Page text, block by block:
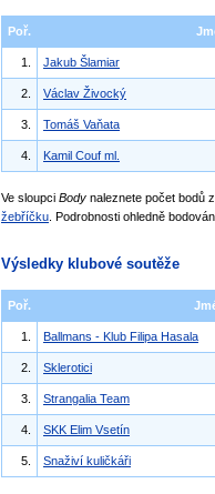
Poř.
1. Jakub Šlamiar
2. Václav Živocký
3. Tomáš Vaňata
4. Kamil Couf ml.
Ve sloupci Body naleznete počet bodů
žebříčku . Podrobnosti ohledně
Výsledky klubové soutěže
Poř.
1. Ballmans - Klub Filipa Hasala
2. Sklerotici
3. Strangalia Team
4. SKK Elim Vsetín
5. Snaživí kuličkáři